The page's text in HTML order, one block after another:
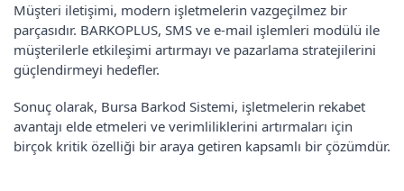
Müşteri iletişimi, modern işletmelerin vazgeçilmez bir
parçasıdır. BARKOPLUS, SMS ve e-mail işlemleri modülü ile
müşterilerle etkileşimi artırmayı ve pazarlama stratejilerini
güçlendirmeyi hedefler.
Sonuç olarak, Bursa Barkod Sistemi, işletmelerin rekabet
avantajı elde etmeleri ve verimliliklerini artırmaları için
birçok kritik özelliği bir araya getiren kapsamlı bir çözümdür.